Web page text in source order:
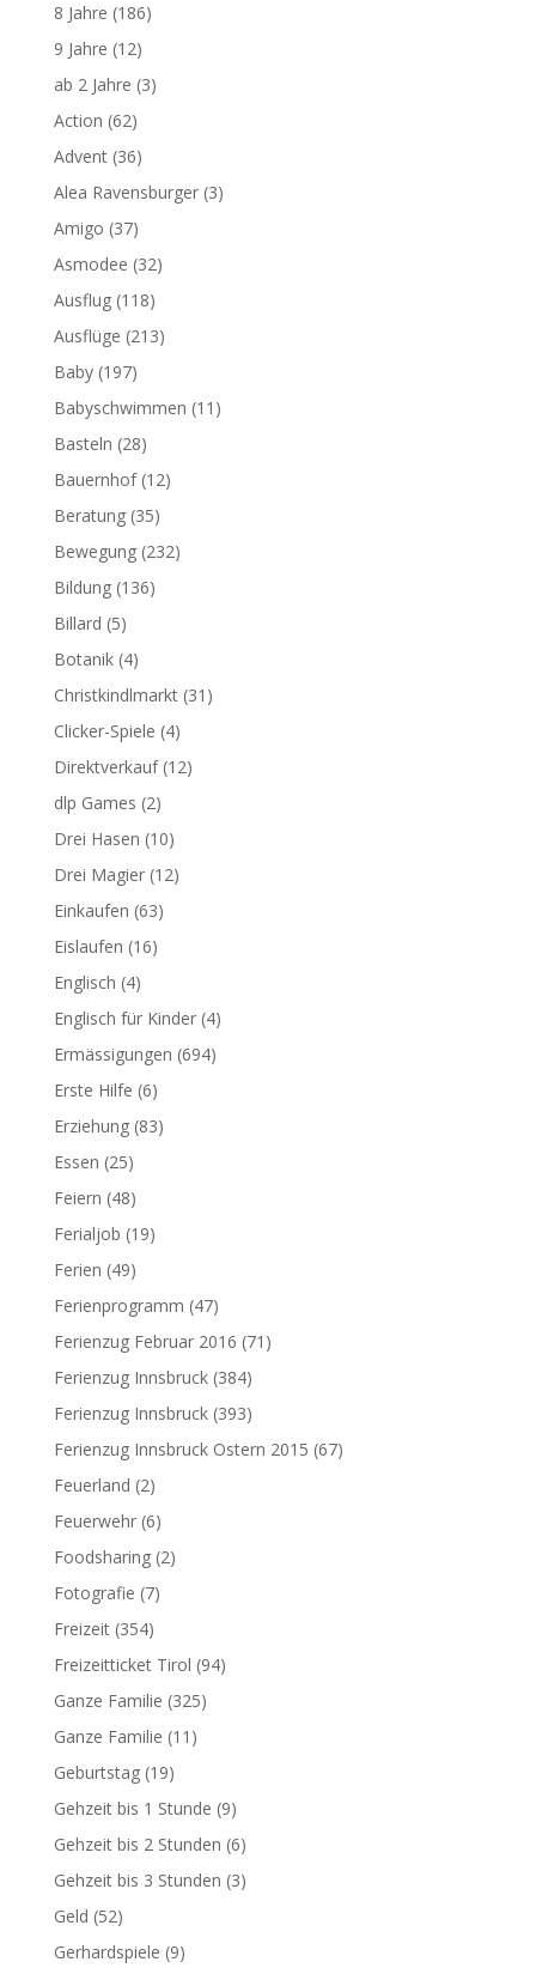
8 Jahre (186)
9 Jahre (12)
ab 2 Jahre (3)
Action (62)
Advent(36)
Alea Ravensburger(3)
Amigo (37)
Asmodee (32)
Ausflug(118)
Ausflüge (213)
Baby(197)
Babyschwimmen (11)
Basteln (28)
Bauernhof(12)
Beratung(35)
Bewegung(232)
Bildung(136)
Billard (5)
Botanik(4)
Christkindlmarkt(31)
Clicker-Spiele (4)
Direktverkauf(12)
dlp Games (2)
Drei Hasen (10)
Drei Magier(12)
Einkaufen (63)
Eislaufen (16)
Englisch (4)
Englisch für Kinder(4)
Ermässigungen (694)
Erste Hilfe (6)
Erziehung(83)
Essen (25)
Feiern (48)
Ferialjob (19)
Ferien (49)
Ferienprogramm (47)
Ferienzug Februar 2016 (71)
Ferienzug Innsbruck(384)
Ferienzug Innsbruck(393)
Ferienzug Innsbruck Ostern 2015 (67)
Feuerland (2)
Feuerwehr(6)
Foodsharing(2)
Fotografie (7)
Freizeit(354)
Freizeitticket Tirol (94)
Ganze Familie (325)
Ganze Familie (11)
Geburtstag(19)
Gehzeit bis 1 Stunde (9)
Gehzeit bis 2 Stunden (6)
Gehzeit bis 3 Stunden (3)
Geld (52)
Gerhardspiele (9)